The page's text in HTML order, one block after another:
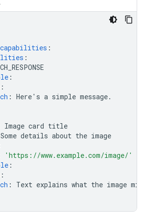
:
:
:
:
: Here's a simple message.
Image card title
Some details about the image
'https://www.example.com/image/'
:
:
: Text explains what the image